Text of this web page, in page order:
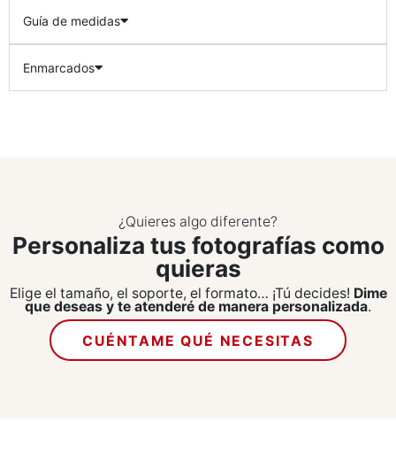
Guía de medidas
Enmarcados
¿Quieres algo diferente?
Personaliza tus fotografías como
quieras
Elige el tamaño, el soporte, el formato… ¡Tú decides! Dime
que deseas y te atenderé de manera personalizada.
CUÉNTAME QUÉ NECESITAS